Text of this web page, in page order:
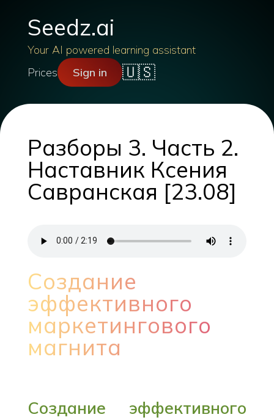
Seedz.ai
Your AI powered learning assistant
Prices
Sign in 🇺🇸
Разборы 3. Часть 2.
Наставник Ксения
Савранская [23.08]
Создание
эффективного
маркетингового
магнита
Создание эффективного